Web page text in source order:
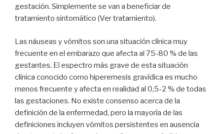
gestación. Simplemente se van a beneficiar de
tratamiento sintomático (Ver tratamiento).
Las náuseas y vómitos son una situación clínica muy
frecuente en el embarazo que afecta al 75-80 % de las
gestantes. El espectro más grave de esta situación
clínica conocido como hiperemesis gravídica es mucho
menos frecuente y afecta en realidad al 0,5-2 % de todas
las gestaciones. No existe consenso acerca de la
definición de la enfermedad, pero la mayoría de las
definiciones incluyen vómitos persistentes en ausencia